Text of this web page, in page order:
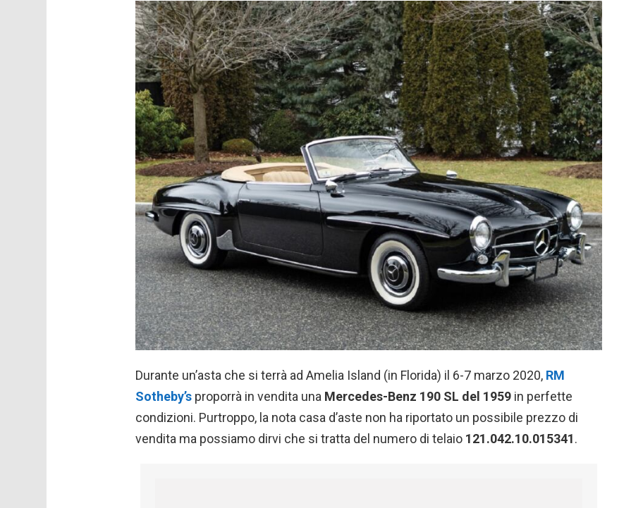
Durante un’asta che si terrà ad Amelia Island (in Florida) il 6-7 marzo 2020, RM
Sotheby’s proporrà in vendita una Mercedes-Benz 190 SL del 1959 in perfette
condizioni. Purtroppo, la nota casa d’aste non ha riportato un possibile prezzo di
vendita ma possiamo dirvi che si tratta del numero di telaio 121.042.10.015341.